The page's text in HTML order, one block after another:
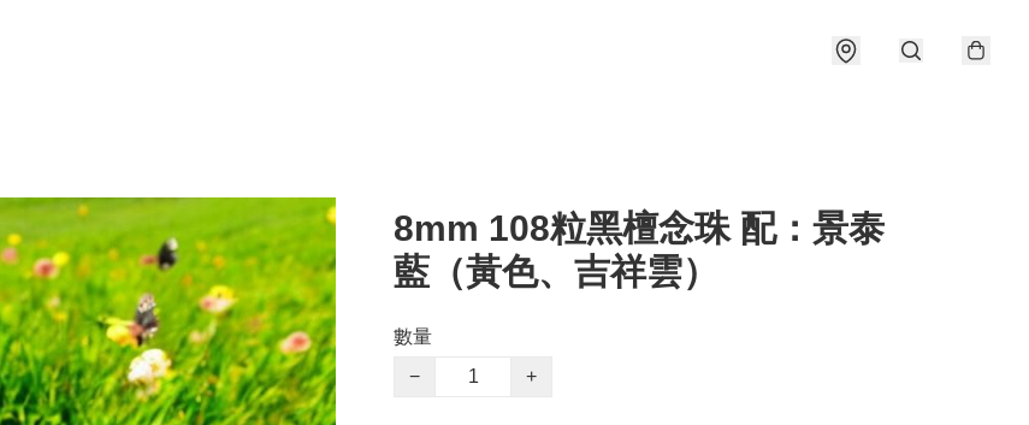
8mm 108粒黑檀念珠 配：景泰
藍（黃色、吉祥雲）
數量
−
+